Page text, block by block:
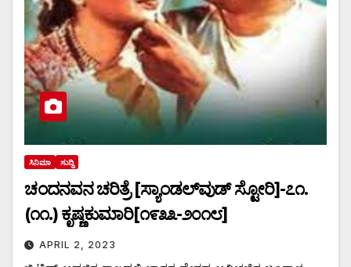
ಸಿನಿಮಾ ಸುದ್ದಿ
ಚಂದನವನ ಚರಿತ್ರೆ [ಸ್ಯಾಂಡಲ್‌ವುಡ್ ಸ್ಟೋರಿ]-೭೧.
(೧೧.) ಕೃಷ್ಣಕುಮಾರಿ[೧೯೩೩-೨೦೧೮]
APRIL 2, 2023